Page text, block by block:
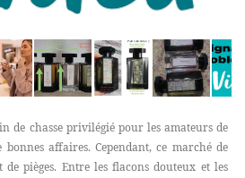
de chasse privilégié pour les amateurs de
affaires. Cependant, ce marché de
de pièges. Entre les flacons douteux et les